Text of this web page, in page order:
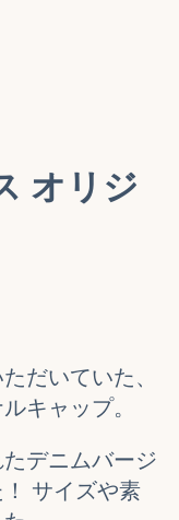
オリジ
だいていた、
キャップ。
デニムバージ
サイズや素